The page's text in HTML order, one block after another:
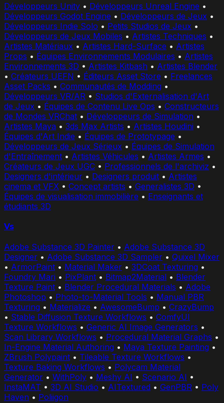
Développeurs Unity • Développeurs Unreal Engine •
Développeurs Godot Engine • Développeurs de Jeux •
Développeurs Indie Solo • Petits Studios de Jeux •
Développeurs de Jeux Mobiles • Artistes Techniques •
Artistes Matériaux • Artistes Hard-Surface • Artistes
Props • Équipes Environnements Modulaires • Artistes
Environnements 3D • Artistes Kitbash • Artistes Blender
• Créateurs UEFN • Éditeurs Asset Store • Freelances
Asset Packs • Communautés de Modding •
Développeurs VR/AR • Studios d'Externalisation d'Art
de Jeux • Équipes de Contenu Live Ops • Constructeurs
de Mondes VRChat • Développeurs de Simulation •
Artistes Maya • 3ds Max Artists • Artistes Houdini •
Équipes d'Art Indie • Équipes de Prototypage •
Développeurs de Jeux Sérieux • Équipes de Simulation
d'Entraînement • Artistes Véhicules • Artistes Armes •
Créateurs de Jeux UGC • Professionnels de l'archiviz •
Designers d'intérieur • Designers produit • Artistes
cinema et VFX • Concept artists • Generalistes 3D •
Équipes de visualisation immobilière • Enseignants et
étudiants 3D
Vs
Adobe Substance 3D Painter • Adobe Substance 3D
Designer • Adobe Substance 3D Sampler • Quixel Mixer
• ArmorPaint • Material Maker • 3DCoat Texturing •
Foundry Mari • PixPlant • Bitmap2Material • Blender
Texture Paint • Blender Procedural Materials • Adobe
Photoshop • Photo-to-Material Tools • Manual PBR
Texturing • Materialize • AwesomeBump • CrazyBump
• Stable Diffusion Texture Workflows • ComfyUI
Texture Workflows • Generic AI Image Generators •
Scan Library Workflows • Procedural Material Graphs •
In-Engine Material Authoring • Maya Texture Painting •
ZBrush Polypaint • Tileable Texture Workflows •
Texture Baking Workflows • Polycam Material
Generator • WithPoly • Meshy AI • Scenario AI •
InstaMAT • 3D AI Studio • AITextured • GenPBR • Poly
Haven • Poliigon